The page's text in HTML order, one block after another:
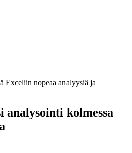
Exceliin nopeaa analyysiä ja
analysointi kolmessa